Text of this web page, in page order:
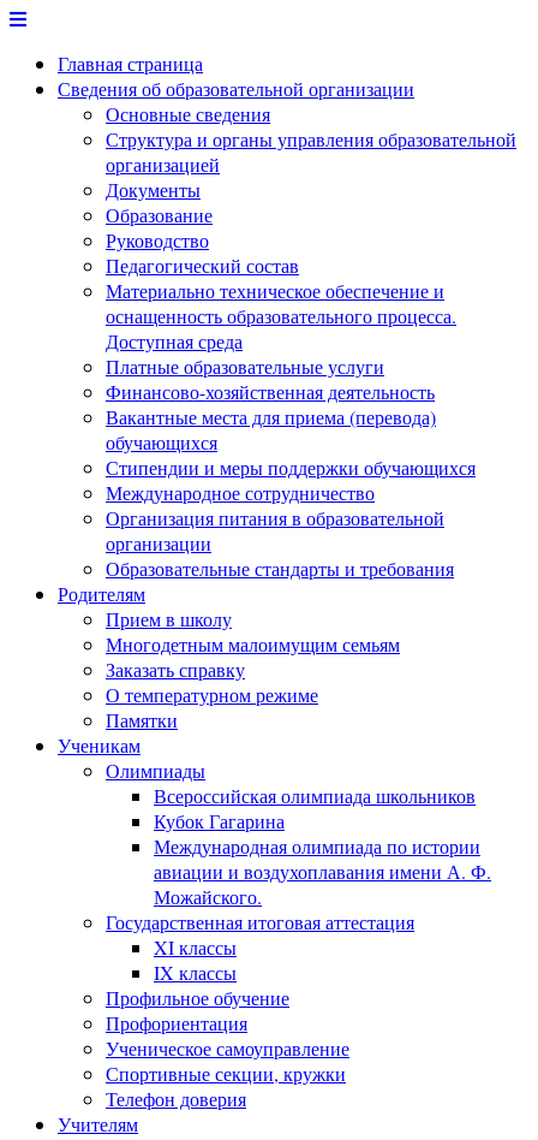
Перейти
содержимому
Главная страница
Сведения об образовательной организации
Основные сведения
Структура и органы управления образовательной
организацией
Документы
Образование
Руководство
Педагогический состав
Материально техническое обеспечение и
оснащенность образовательного процесса.
Доступная среда
Платные образовательные услуги
Финансово-хозяйственная деятельность
Вакантные места для приема (перевода)
обучающихся
Стипендии и меры поддержки обучающихся
Международное сотрудничество
Организация питания в образовательной
организации
Образовательные стандарты и требования
Родителям
Прием в школу
Многодетным малоимущим семьям
Заказать справку
О температурном режиме
Памятки
Ученикам
Олимпиады
Всероссийская олимпиада школьников
Кубок Гагарина
Международная олимпиада по истории
авиации и воздухоплавания имени А. Ф.
Можайского.
Государственная итоговая аттестация
XI классы
IX классы
Профильное обучение
Профориентация
Ученическое самоуправление
Спортивные секции, кружки
Телефон доверия
Учителям